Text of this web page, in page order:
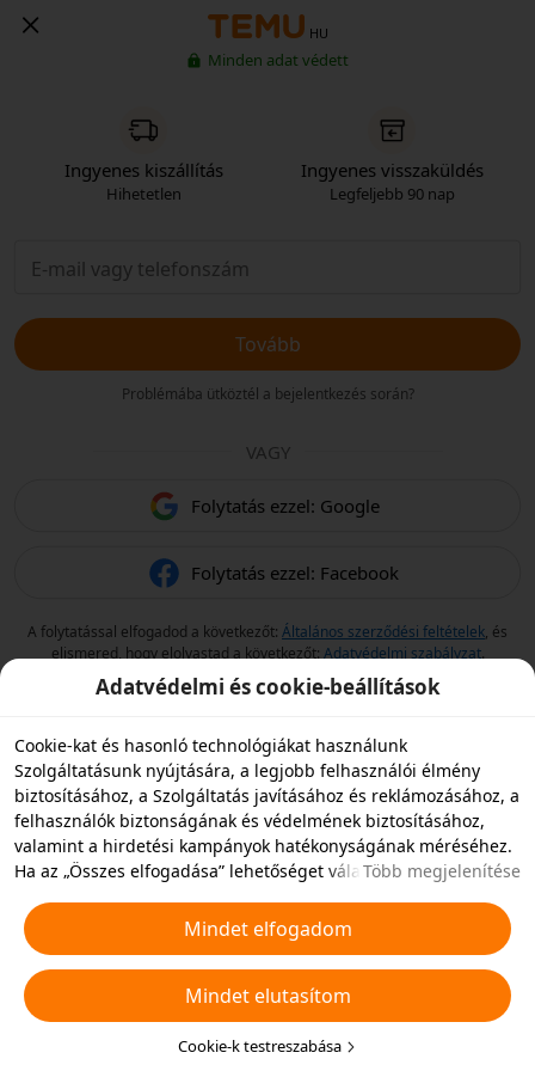
HU
Minden adat védett
Ingyenes kiszállítás
Hihetetlen
Ingyenes visszaküldés
Legfeljebb 90 nap
Tovább
Problémába ütköztél a bejelentkezés során?
VAGY
Folytatás ezzel: Google
Folytatás ezzel: Facebook
A folytatással elfogadod a következőt: Általános szerződési feltételek, és
elismered, hogy elolvastad a következőt: Adatvédelmi szabályzat.
Adatvédelmi és cookie-beállítások
Cookie-kat és hasonló technológiákat használunk
Szolgáltatásunk nyújtására, a legjobb felhasználói élmény
biztosításához, a Szolgáltatás javításához és reklámozásához, a
felhasználók biztonságának és védelmének biztosításához,
valamint a hirdetési kampányok hatékonyságának méréséhez.
Ha az „Összes elfogadása” lehetőséget választja, akkor
hasonló technológiákat tároljunk az eszközén hirdetési célokra.
Elutasíthatja az összes nem alapvető cookie-t, vagy az alábbi
„Cookie-k testreszabása” gombra kattintva vagy az adatvédelmi
beállításoknál bármikor kiválaszthatja, hogy mely típusú
cookie-kat szeretné elfogadni vagy letiltani. További
Cookie-kra és hasonló technológiákra
Több megjelenítése
Mindet elfogadom
Mindet elutasítom
Cookie-k testreszabása